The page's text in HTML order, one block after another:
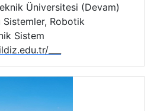
Üniversitesi (Devam)
Sistemler, Robotik
Sistem
___